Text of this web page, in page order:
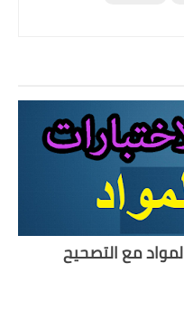
مع التصحيح